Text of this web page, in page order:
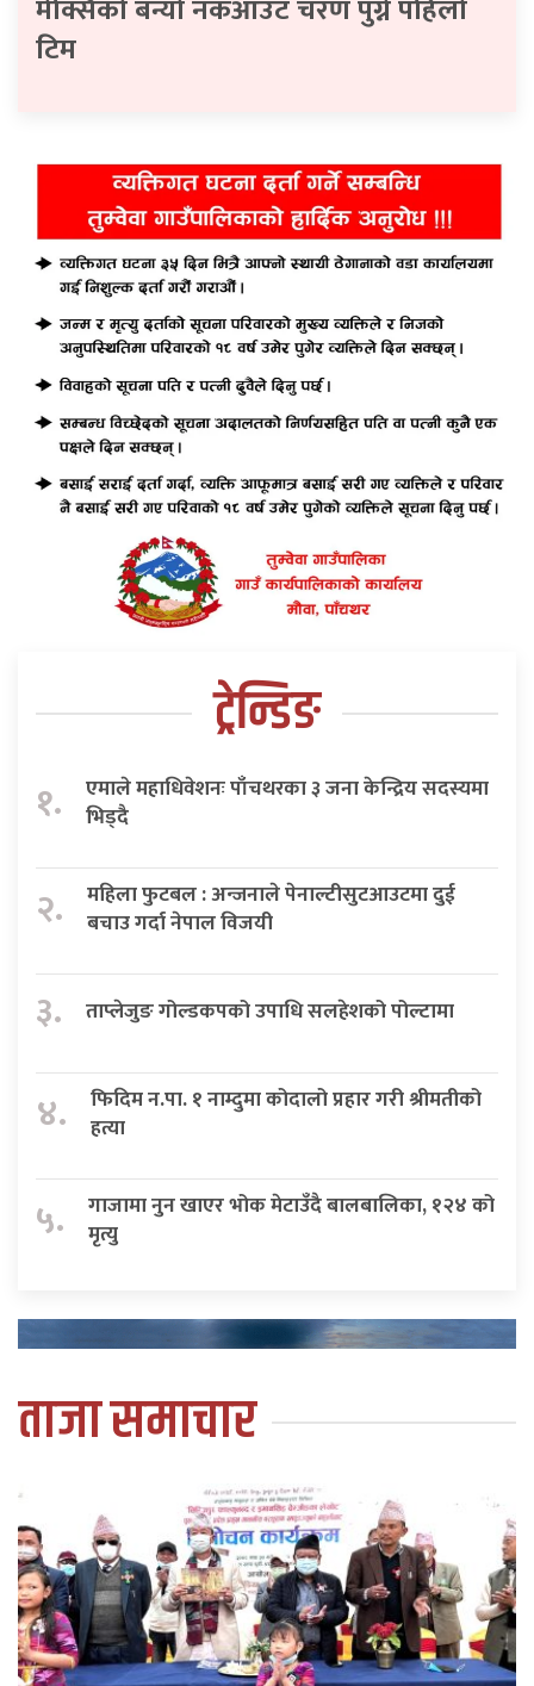
मेक्सिको बन्यो नकआउट चरण पुग्ने पहिलो
टिम
ट्रेन्डिङ
१.
एमाले महाधिवेशनः पाँचथरका ३ जना केन्द्रिय सदस्यमा
भिड्दै
२.
महिला फुटबल : अन्जनाले पेनाल्टीसुटआउटमा दुई
बचाउ गर्दा नेपाल विजयी
३. ताप्लेजुङ गोल्डकपको उपाधि सलहेशको पोल्टामा
४.
फिदिम न.पा. १ नाम्दुमा कोदालो प्रहार गरी श्रीमतीको
हत्या
५.
गाजामा नुन खाएर भोक मेटाउँदै बालबालिका, १२४ को
मृत्यु
ताजा समाचार